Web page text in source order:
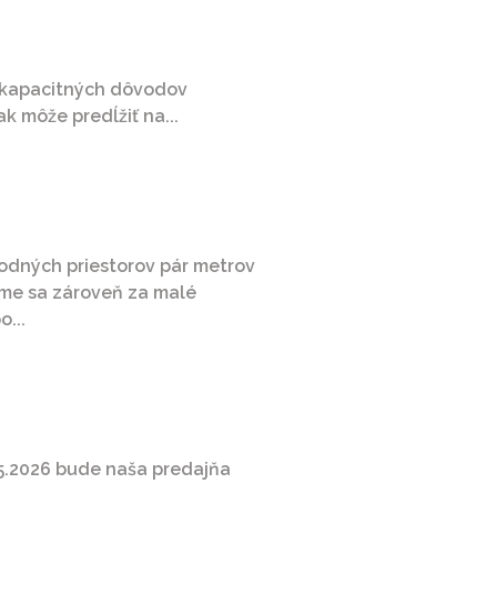
dôvodov
môže predĺžiť na...
priestorov pár metrov
sa zároveň za malé
bude naša predajňa